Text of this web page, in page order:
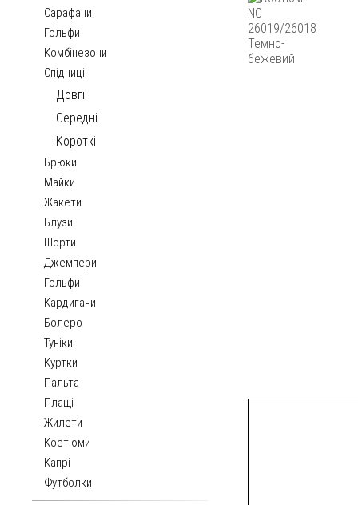
Сарафани
Гольфи
Комбінезони
Спідниці
Довгі
Середні
Короткі
Брюки
Майки
Жакети
Блузи
Шорти
Джемпери
Гольфи
Кардигани
Болеро
Туніки
Куртки
Пальта
Плащі
Жилети
Костюми
Капрі
Футболки